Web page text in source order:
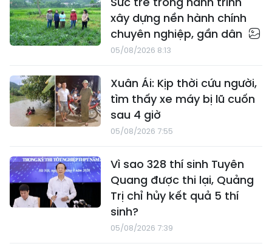
xây dựng nền hành chính
chuyên nghiệp, gần dân
05/08/2026 8:13
Xuân Ái: Kịp thời cứu người,
tìm thấy xe máy bị lũ cuốn
sau 4 giờ
05/08/2026 7:55
Vì sao 328 thí sinh Tuyên
Quang được thi lại, Quảng
Trị chỉ hủy kết quả 5 thí
sinh?
05/08/2026 7:39